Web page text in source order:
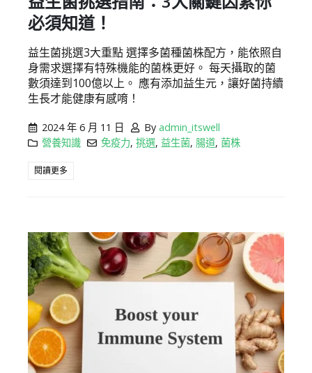
必須知道！
益生菌挑選3大重點 選擇多菌種菌株配方，能依照自
身需求選擇有特殊機能的菌株更好。 每天攝取的菌
數須達到100億以上。 應有添加益生元，讓好菌持續
生長才能健康有感唷！
2024 年 6 月 11 日 By admin_itswell
營養知識
免疫力, 挑選, 益生菌, 腸道, 菌株
閱讀更多